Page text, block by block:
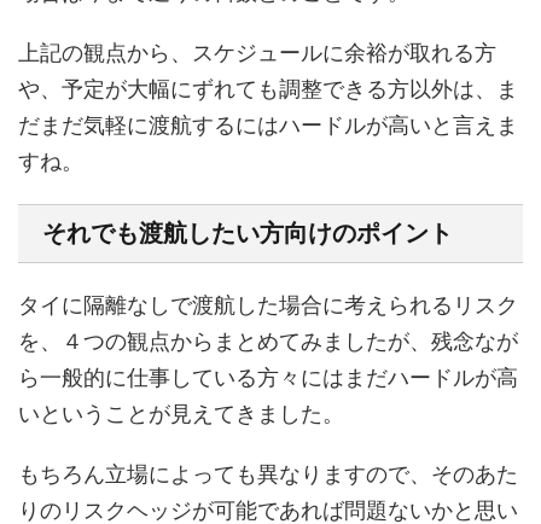
上記の観点から、スケジュールに余裕が取れる方
や、予定が大幅にずれても調整できる方以外は、ま
だまだ気軽に渡航するにはハードルが高いと言えま
すね。
それでも渡航したい方向けのポイント
タイに隔離なしで渡航した場合に考えられるリスク
を、４つの観点からまとめてみましたが、残念なが
ら一般的に仕事している方々にはまだハードルが高
いということが見えてきました。
もちろん立場によっても異なりますので、そのあた
りのリスクヘッジが可能であれば問題ないかと思い